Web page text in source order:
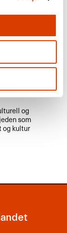
til
engelsk.
for
og
som
og kultur